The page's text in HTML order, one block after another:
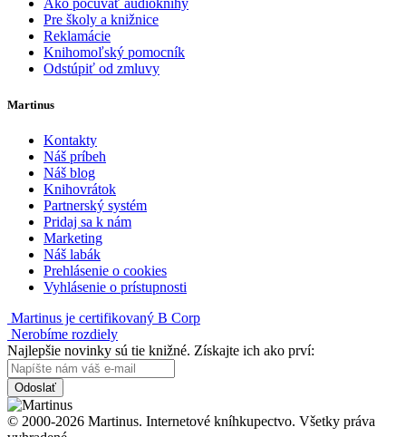
Ako počúvať audioknihy
Pre školy a knižnice
Reklamácie
Knihomoľský pomocník
Odstúpiť od zmluvy
Martinus
Kontakty
Náš príbeh
Náš blog
Knihovrátok
Partnerský systém
Pridaj sa k nám
Marketing
Náš labák
Prehlásenie o cookies
Vyhlásenie o prístupnosti
Martinus je certifikovaný B Corp
Nerobíme rozdiely
Najlepšie novinky sú tie knižné. Získajte ich ako prví:
Odoslať
© 2000-2026 Martinus. Internetové kníhkupectvo. Všetky práva